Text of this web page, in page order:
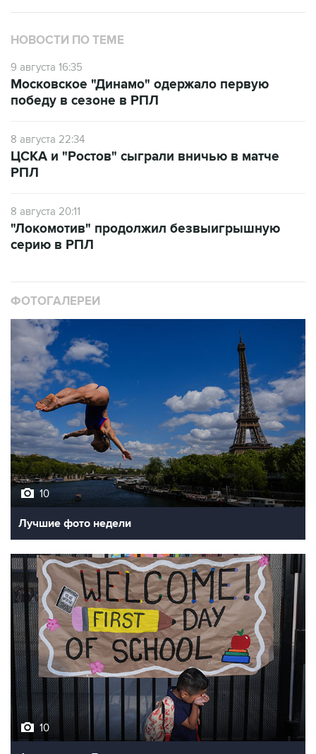
НОВОСТИ ПО ТЕМЕ
9 августа 16:35
Московское "Динамо" одержало первую
победу в сезоне в РПЛ
8 августа 22:34
ЦСКА и "Ростов" сыграли вничью в матче
РПЛ
8 августа 20:11
"Локомотив" продолжил безвыигрышную
серию в РПЛ
ФОТОГАЛЕРЕИ
10
Лучшие фото недели
10